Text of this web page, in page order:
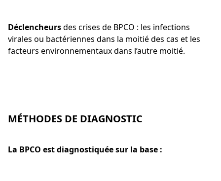
Déclencheursdes crises de BPCO : les infections
virales ou bactériennes dans la moitié des cas et les
facteurs environnementaux dans l’autre moitié.
MÉTHODES DE DIAGNOSTIC
La BPCO est diagnostiquée sur la base :